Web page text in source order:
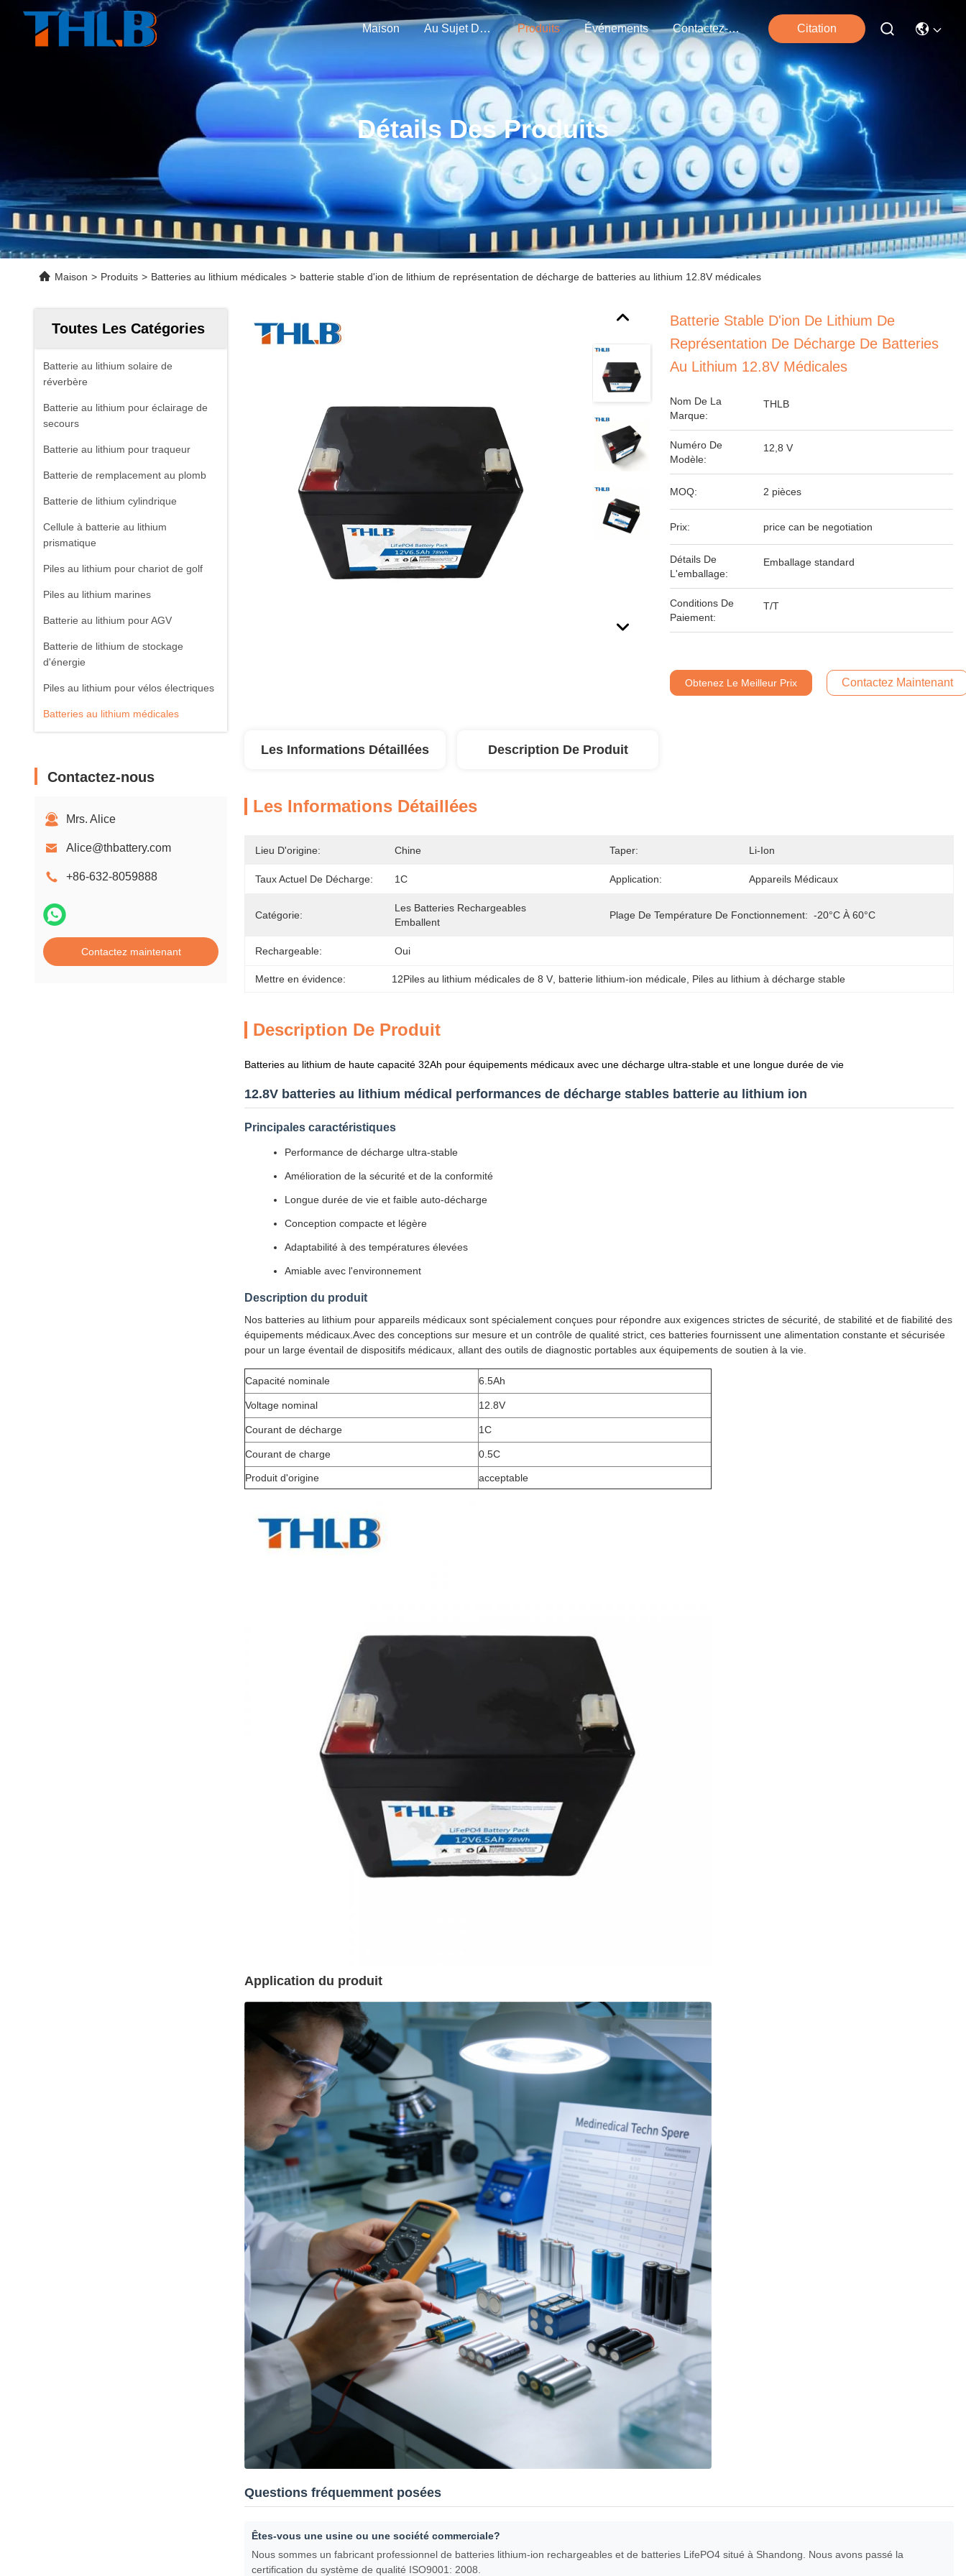
Maison Au Sujet De Nous Produits Événements Contactez-Nous Citation
Détails Des Produits
Maison > Produits > Batteries au lithium médicales > batterie stable d'ion de lithium de représentation de décharge de batteries au lithium 12.8V médicales
Toutes Les Catégories
Batterie au lithium solaire de
réverbère
Batterie au lithium pour éclairage de
secours
Batterie au lithium pour traqueur
Batterie de remplacement au plomb
Batterie de lithium cylindrique
Cellule à batterie au lithium
prismatique
Piles au lithium pour chariot de golf
Piles au lithium marines
Batterie au lithium pour AGV
Batterie de lithium de stockage
d'énergie
Piles au lithium pour vélos électriques
Batteries au lithium médicales
Contactez-nous
Mrs. Alice
Alice@thbattery.com
+86-632-8059888
Contactez maintenant
Batterie Stable D'ion De Lithium De
Représentation De Décharge De Batteries
Au Lithium 12.8V Médicales
Nom De La
Marque:
THLB
Numéro De
Modèle:
12,8 V
MOQ: 2 pièces
Prix: price can be negotiation
Détails De
L'emballage:
Emballage standard
Conditions De
Paiement:
T/T
Obtenez Le Meilleur Prix Contactez Maintenant
Les Informations Détaillées Description De Produit
Les Informations Détaillées
Lieu D'origine: Chine Taper: Li-Ion
Taux Actuel De Décharge: 1C Application: Appareils Médicaux
Catégorie:
Les Batteries Rechargeables
Emballent
Plage De Température De Fonctionnement: -20°C À 60°C
Rechargeable: Oui
Mettre en évidence: 12Piles au lithium médicales de 8 V, batterie lithium-ion médicale, Piles au lithium à décharge stable
Description De Produit
Batteries au lithium de haute capacité 32Ah pour équipements médicaux avec une décharge ultra-stable et une longue durée de vie
12.8V batteries au lithium médical performances de décharge stables batterie au lithium ion
Principales caractéristiques
Performance de décharge ultra-stable
Amélioration de la sécurité et de la conformité
Longue durée de vie et faible auto-décharge
Conception compacte et légère
Adaptabilité à des températures élevées
Amiable avec l'environnement
Description du produit
Nos batteries au lithium pour appareils médicaux sont spécialement conçues pour répondre aux exigences strictes de sécurité, de stabilité et de fiabilité des
équipements médicaux.Avec des conceptions sur mesure et un contrôle de qualité strict, ces batteries fournissent une alimentation constante et sécurisée
pour un large éventail de dispositifs médicaux, allant des outils de diagnostic portables aux équipements de soutien à la vie.
Capacité nominale 6.5Ah
Voltage nominal 12.8V
Courant de décharge 1C
Courant de charge 0.5C
Produit d'origine acceptable
Application du produit
Questions fréquemment posées
Êtes-vous une usine ou une société commerciale?
Nous sommes un fabricant professionnel de batteries lithium-ion rechargeables et de batteries LifePO4 situé à Shandong. Nous avons passé la
certification du système de qualité ISO9001: 2008.